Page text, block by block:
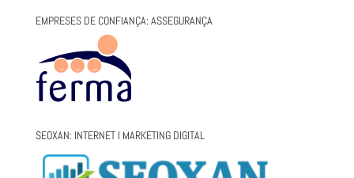
EMPRESES DE CONFIANÇA: ASSEGURANÇA
SEOXAN: INTERNET I MARKETING DIGITAL